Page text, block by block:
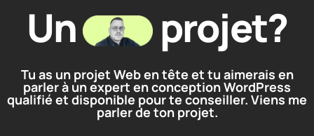
Un projet?
Tu as un projet Web en tête et tu aimerais en
parler à un expert en conception WordPress
qualifié et disponible pour te conseiller. Viens me
parler de ton projet.